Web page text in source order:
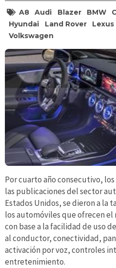
A8 Audi Blazer BMW
Hyundai
Land Rover Lexus
Volkswagen
Por cuarto año consecutivo,
las publicaciones del sector
Estados Unidos, se dieron a la
los automóviles que ofrecen
con base a la facilidad de uso
al conductor, conectividad,
activación por voz, controles
entretenimiento.